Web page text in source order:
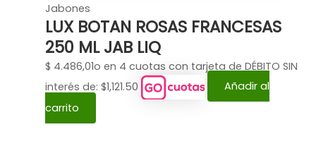
Jabones
LUX BOTAN ROSAS FRANCESAS
250 ML JAB LIQ
$ 4.486,01o en 4 cuotas con tarjeta de DÉBITO SIN
interés de: $1,121.50
Añadir al
carrito